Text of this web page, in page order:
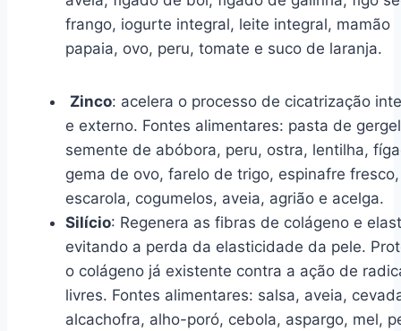
frango, iogurte integral, leite integral, mamão
papaia, ovo, peru, tomate e suco de laranja.
Zinco: acelera o processo de cicatrização
e externo. Fontes alimentares: pasta de
semente de abóbora, peru, ostra, lentilha,
gema de ovo, farelo de trigo, espinafre fresco,
escarola, cogumelos, aveia, agrião e acelga.
Silício: Regenera as fibras de colágeno e
evitando a perda da elasticidade da pele.
o colágeno já existente contra a ação de
livres. Fontes alimentares: salsa, aveia,
alcachofra, alho-poró, cebola, aspargo, mel,